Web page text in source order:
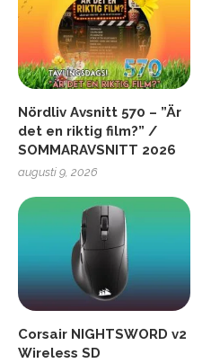
Nördliv Avsnitt 570 – ”Är
det en riktig film?” /
SOMMARAVSNITT 2026
augusti 9, 2026
Corsair NIGHTSWORD v2
Wireless SD